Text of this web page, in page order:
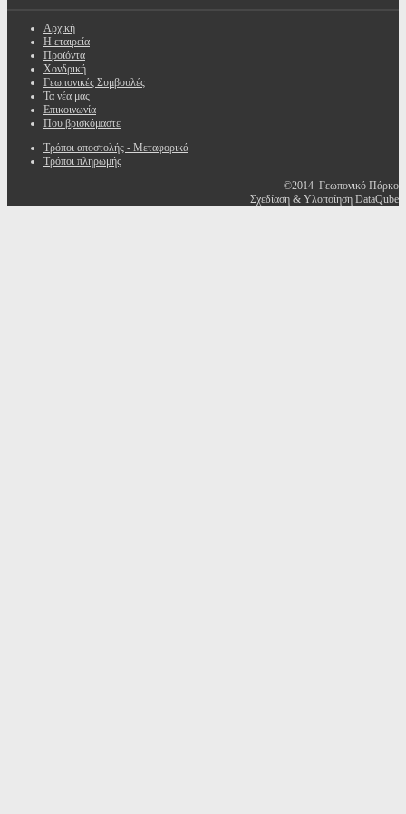
Αρχική
Η εταιρεία
Προϊόντα
Χονδρική
Γεωπονικές Συμβουλές
Τα νέα μας
Επικοινωνία
Που βρισκόμαστε
Τρόποι αποστολής - Μεταφορικά
Τρόποι πληρωμής
©2014 Γεωπονικό Πάρκο
Σχεδίαση & Υλοποίηση DataQube